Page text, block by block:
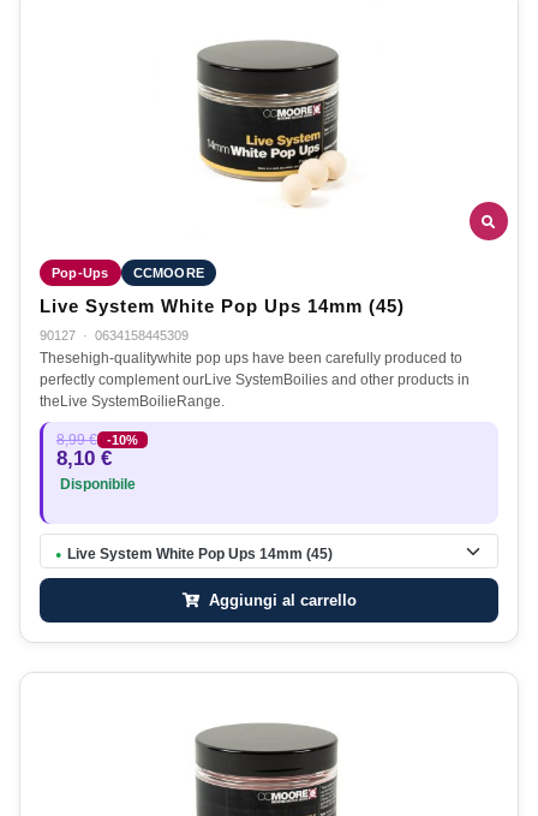
Pop-Ups CCMOORE
Live System White Pop Ups 14mm (45)
90127 · 0634158445309
Thesehigh-qualitywhite pop ups have been carefully produced to
perfectly complement ourLive SystemBoilies and other products in
theLive SystemBoilieRange.
8,99 € -10%
8,10 €
Disponibile
● Live System White Pop Ups 14mm (45)
Aggiungi al carrello